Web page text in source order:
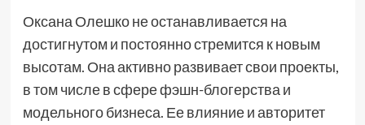
Оксана Олешко не останавливается на
достигнутом и постоянно стремится к новым
высотам. Она активно развивает свои проекты,
в том числе в сфере фэшн-блогерства и
модельного бизнеса. Ее влияние и авторитет